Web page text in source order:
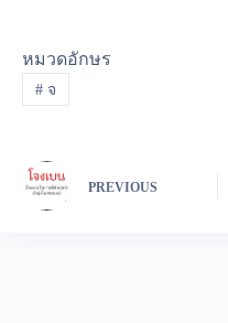
หมวดอักษร
#จ
PREVIOUS